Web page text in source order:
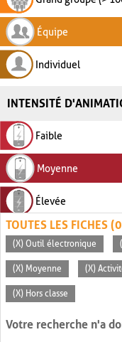
Équipe
Individuel
INTENSITÉ
Faible
Moyenne
Élevée
TOUTES LES FICHES
(X) Outil électronique
(X) Moyenne (X)
(X) Hors classe
Votre recherche n'a